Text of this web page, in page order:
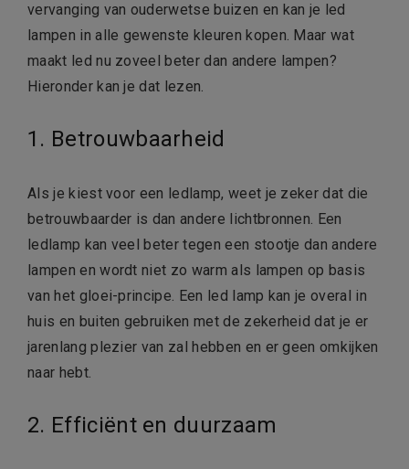
vervanging van ouderwetse buizen en kan je led
lampen in alle gewenste kleuren kopen. Maar wat
maakt led nu zoveel beter dan andere lampen?
Hieronder kan je dat lezen.
1. Betrouwbaarheid
Als je kiest voor een ledlamp, weet je zeker dat die
betrouwbaarder is dan andere lichtbronnen. Een
ledlamp kan veel beter tegen een stootje dan andere
lampen en wordt niet zo warm als lampen op basis
van het gloei-principe. Een led lamp kan je overal in
huis en buiten gebruiken met de zekerheid dat je er
jarenlang plezier van zal hebben en er geen omkijken
naar hebt.
2. Efficiënt en duurzaam